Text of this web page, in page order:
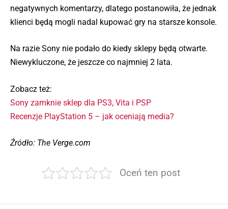
negatywnych komentarzy, dlatego postanowiła, że jednak
klienci będą mogli nadal kupować gry na starsze konsole.
Na razie Sony nie podało do kiedy sklepy będą otwarte.
Niewykluczone, że jeszcze co najmniej 2 lata.
Zobacz też:
Sony zamknie sklep dla PS3, Vita i PSP
Recenzje PlayStation 5 – jak oceniają media?
Źródło: The Verge.com
Oceń ten post